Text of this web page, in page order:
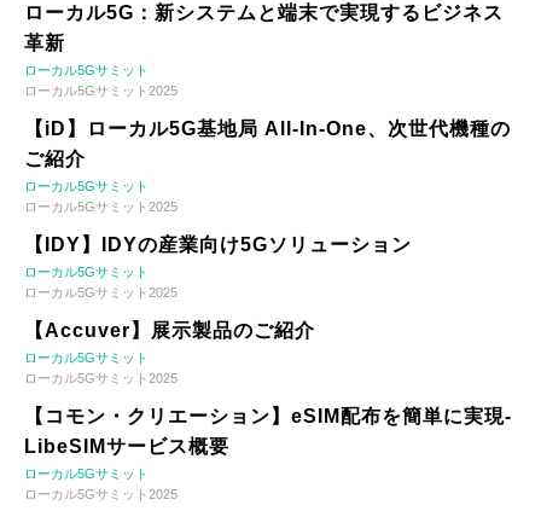
ローカル5G：新システムと端末で実現するビジネス
革新
ローカル5Gサミット
ローカル5Gサミット2025
【iD】ローカル5G基地局 All-In-One、次世代機種の
ご紹介
ローカル5Gサミット
ローカル5Gサミット2025
【IDY】IDYの産業向け5Gソリューション
ローカル5Gサミット
ローカル5Gサミット2025
【Accuver】展示製品のご紹介
ローカル5Gサミット
ローカル5Gサミット2025
【コモン・クリエーション】eSIM配布を簡単に実現-
LibeSIMサービス概要
ローカル5Gサミット
ローカル5Gサミット2025